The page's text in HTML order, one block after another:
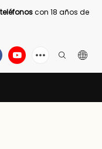
con 18 años de